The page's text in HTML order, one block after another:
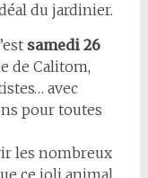
du jardinier.
samedi 26
de Calitom,
avec
pour toutes
les nombreux
ce joli animal